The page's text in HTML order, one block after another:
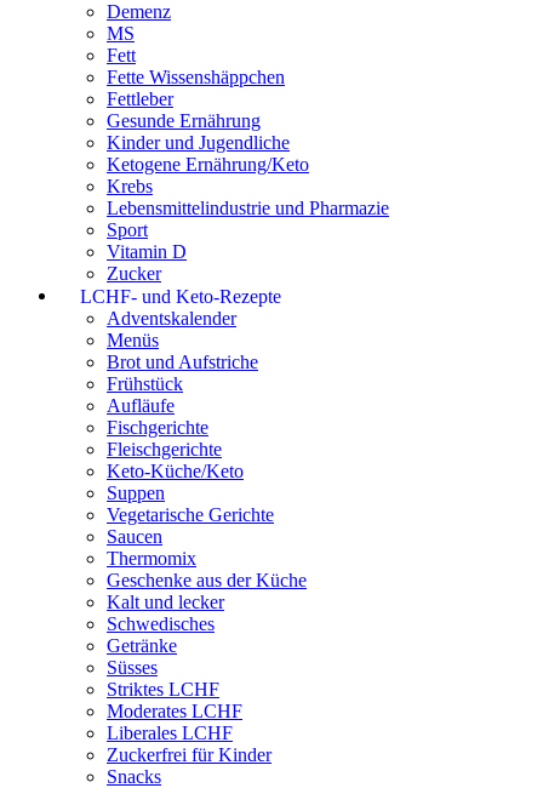
Demenz
MS
Fett
Fette Wissenshäppchen
Fettleber
Gesunde Ernährung
Kinder und Jugendliche
Ketogene Ernährung/Keto
Krebs
Lebensmittelindustrie und Pharmazie
Sport
Vitamin D
Zucker
LCHF- und Keto-Rezepte
Adventskalender
Menüs
Brot und Aufstriche
Frühstück
Aufläufe
Fischgerichte
Fleischgerichte
Keto-Küche/Keto
Suppen
Vegetarische Gerichte
Saucen
Thermomix
Geschenke aus der Küche
Kalt und lecker
Schwedisches
Getränke
Süsses
Striktes LCHF
Moderates LCHF
Liberales LCHF
Zuckerfrei für Kinder
Snacks